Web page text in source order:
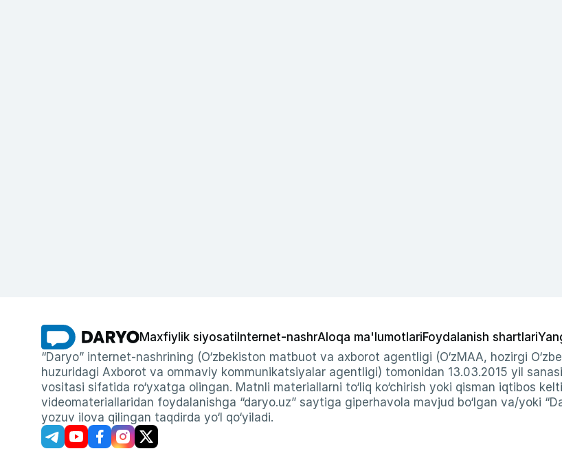
Maxfiylik siyosati Internet-nashrAloqa ma'lumotlariFoydalanish shartlari
“Daryo” internet-nashrining (O‘zbekiston matbuot va axborot agentligi (O‘zMAA, hozirgi
huzuridagi Axborot va ommaviy kommunikatsiyalar agentligi) tomonidan 13.03.2015 yil
vositasi sifatida ro‘yxatga olingan. Matnli materiallarni to‘liq ko‘chirish yoki qisman iqtibos
videomateriallaridan foydalanishga “daryo.uz” saytiga giperhavola mavjud bo‘lgan va/yoki
yozuv ilova qilingan taqdirda yo‘l qo‘yiladi.